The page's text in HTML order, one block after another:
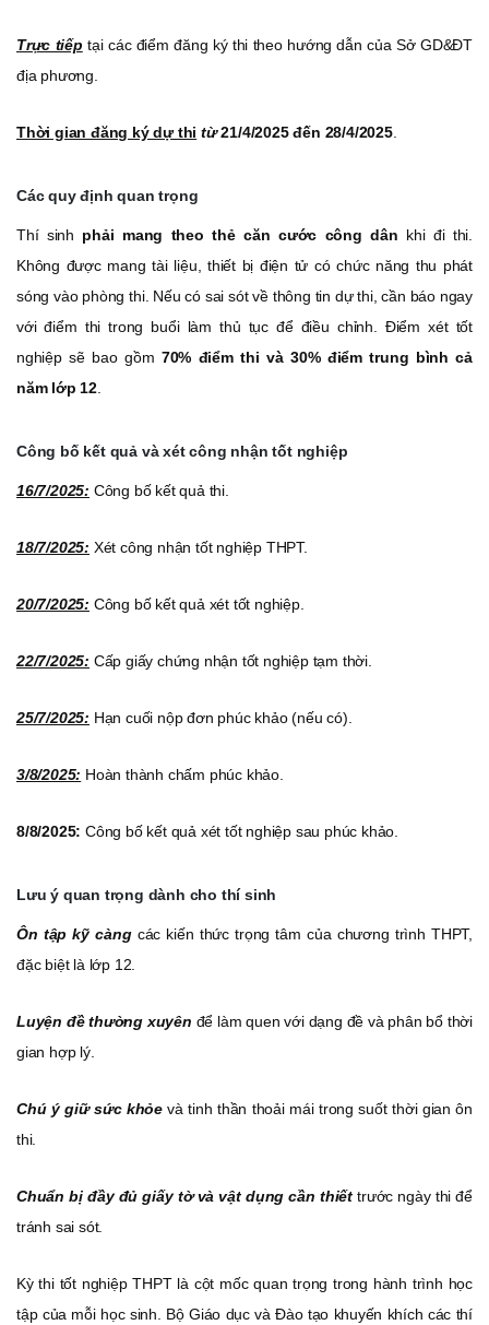
Trực tiếp tại các điểm đăng ký thi theo hướng dẫn của Sở GD&ĐT
địa phương.
Thời gian đăng ký dự thi từ 21/4/2025 đến 28/4/2025.
Các quy định quan trọng
Thí sinh phải mang theo thẻ căn cước công dân khi đi thi.
Không được mang tài liệu, thiết bị điện tử có chức năng thu phát
sóng vào phòng thi. Nếu có sai sót về thông tin dự thi, cần báo ngay
với điểm thi trong buổi làm thủ tục để điều chỉnh. Điểm xét tốt
nghiệp sẽ bao gồm 70% điểm thi và 30% điểm trung bình cả
năm lớp 12
Công bố kết quả và xét công nhận tốt nghiệp
16/7/2025: Công bố kết quả thi.
18/7/2025: Xét công nhận tốt nghiệp THPT.
20/7/2025: Công bố kết quả xét tốt nghiệp.
22/7/2025: Cấp giấy chứng nhận tốt nghiệp tạm thời.
25/7/2025: Hạn cuối nộp đơn phúc khảo (nếu có).
3/8/2025: Hoàn thành chấm phúc khảo.
8/8/2025: Công bố kết quả xét tốt nghiệp sau phúc khảo.
Lưu ý quan trọng dành cho thí sinh
Ôn tập kỹ càngcác kiến thức trọng tâm của chương trình THPT,
đặc biệt là lớp 12.
Luyện đề thường xuyên để làm quen với dạng đề và phân bổ thời
gian hợp lý.
Chú ý giữ sức khỏevà tinh thần thoải mái trong suốt thời gian ôn
thi.
Chuẩn bị đầy đủ giấy tờ và vật dụng cần thiết trước ngày thi để
tránh sai sót.
Kỳ thi tốt nghiệp THPT là cột mốc quan trọng trong hành trình học
tập của mỗi học sinh. Bộ Giáo dục và Đào tạo khuyến khích các thí